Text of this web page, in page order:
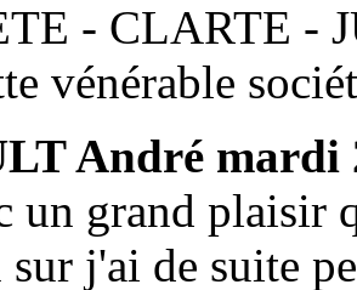
- CLARTE -
vénérable
André mardi
un grand plaisir
j'ai de suite